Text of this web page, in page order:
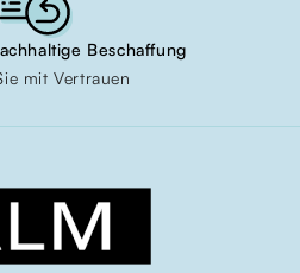
Beschaffung
mit Vertrauen